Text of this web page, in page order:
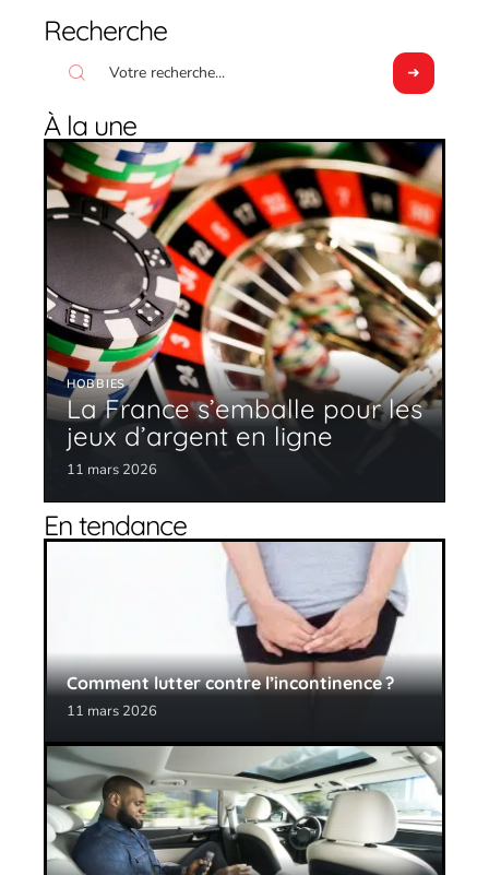
Recherche
À la une
HOBBIES
La France s’emballe pour les
jeux d’argent en ligne
11 mars 2026
En tendance
Comment lutter contre l’incontinence ?
11 mars 2026